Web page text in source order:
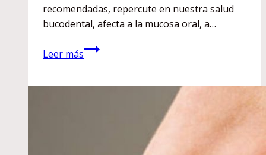
recomendadas, repercute en nuestra salud
bucodental, afecta a la mucosa oral, a…
Leer más¿Cómo
afecta